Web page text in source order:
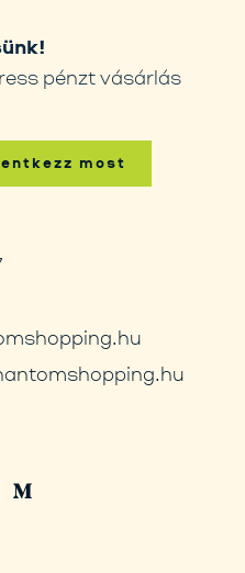
pénzt vásárlás
most